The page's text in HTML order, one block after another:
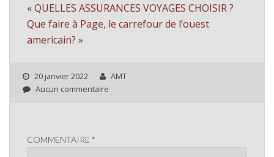
«QUELLES ASSURANCES VOYAGES CHOISIR ?
Que faire à Page, le carrefour de l’ouest
americain? »
20 janvier 2022
AMT
Aucun commentaire
COMMENTAIRE *